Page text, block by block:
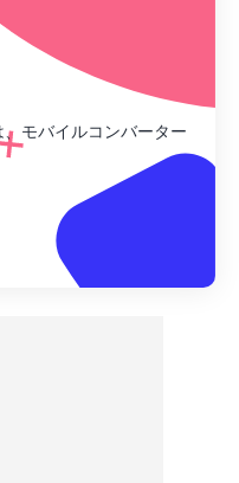
モバイルコンバーター